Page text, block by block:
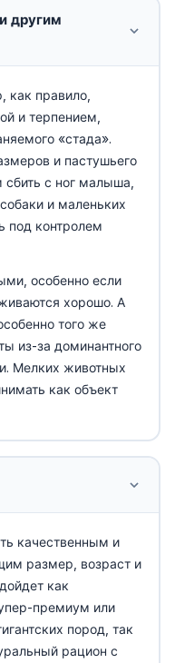
другим
как правило,
и терпением,
«стада».
и пастушьего
с ног малыша,
и маленьких
под контролем
особенно если
хорошо. А
того же
из-за доминантного
Мелких животных
как объект
качественным и
размер, возраст и
как
премиум или
пород, так
рацион с